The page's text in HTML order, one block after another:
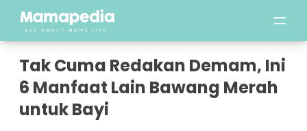
Tak Cuma Redakan Demam, Ini
6 Manfaat Lain Bawang Merah
untuk Bayi